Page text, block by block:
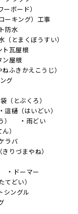
ボード）
ーキング）工事
防水
（とまくぼうすい）
ト瓦屋根
ン屋根
ふきかえこうじ）
グ
（とぶくろ）
這樋（はいどい）
雨どい
）
ラバ
りづまやね）
ドーマー
てどい）
シングル